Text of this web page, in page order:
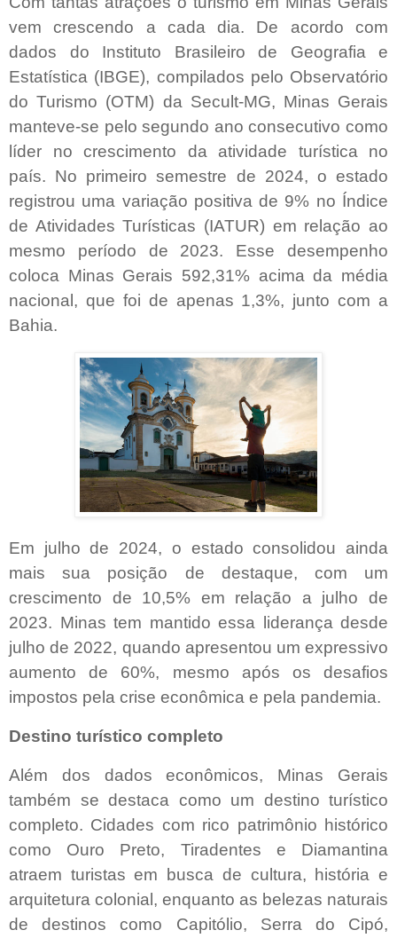
vem crescendo a cada dia. De acordo com
dados do Instituto Brasileiro de Geografia e
Estatística (IBGE), compilados pelo Observatório
do Turismo (OTM) da Secult-MG, Minas Gerais
manteve-se pelo segundo ano consecutivo como
líder no crescimento da atividade turística no
país. No primeiro semestre de 2024, o estado
registrou uma variação positiva de 9% no Índice
de Atividades Turísticas (IATUR) em relação ao
mesmo período de 2023. Esse desempenho
coloca Minas Gerais 592,31% acima da média
nacional, que foi de apenas 1,3%, junto com a
Bahia.
Em julho de 2024, o estado consolidou ainda
mais sua posição de destaque, com um
crescimento de 10,5% em relação a julho de
2023. Minas tem mantido essa liderança desde
julho de 2022, quando apresentou um expressivo
aumento de 60%, mesmo após os desafios
impostos pela crise econômica e pela pandemia.
Destino turístico completo
Além dos dados econômicos, Minas Gerais
também se destaca como um destino turístico
completo. Cidades com rico patrimônio histórico
como Ouro Preto, Tiradentes e Diamantina
atraem turistas em busca de cultura, história e
arquitetura colonial, enquanto as belezas naturais
de destinos como Capitólio, Serra do Cipó,